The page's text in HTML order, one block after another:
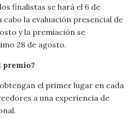
finalistas se hará el 6 de
cabo la evaluación presencial de
y la premiación se
28 de agosto.
premio?
el primer lugar en cada
a una experiencia de